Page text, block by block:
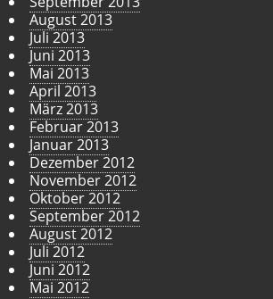
August 2013
Juli 2013
Juni 2013
Mai 2013
April 2013
März 2013
Februar 2013
Januar 2013
Dezember 2012
November 2012
Oktober 2012
September 2012
August 2012
Juli 2012
Juni 2012
Mai 2012